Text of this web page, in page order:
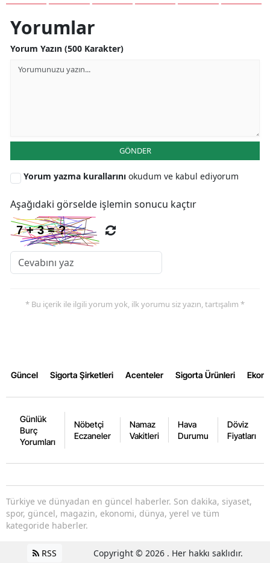
Yorumlar
Yorum Yazın (500 Karakter)
GÖNDER
Yorum yazma kurallarını okudum ve kabul ediyorum
Aşağıdaki görselde işlemin sonucu kaçtır
* Bu içerik ile ilgili yorum yok, ilk yorumu siz yazın, tartışalım *
Güncel Sigorta Şirketleri Acenteler Sigorta Ürünleri
Günlük
Burç
Yorumları
Nöbetçi
Eczaneler
Namaz
Vakitleri
Hava
Durumu
Döviz
Fiyatları
Türkiye ve dünyadan en güncel haberler. Son dakika, siyaset,
spor, güncel, magazin, ekonomi, dünya, yerel ve tüm
kategoride haberler.
RSS Copyright © 2026 . Her hakkı saklıdır.